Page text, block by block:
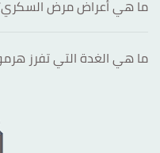
ما هي أعراض مرض
ما هي الغدة التي تفرز